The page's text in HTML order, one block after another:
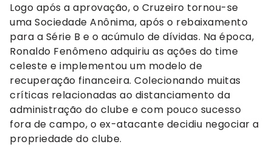
Logo após a aprovação, o Cruzeiro tornou-se
uma Sociedade Anônima, após o rebaixamento
para a Série B e o acúmulo de dívidas. Na época,
Ronaldo Fenômeno adquiriu as ações do time
celeste e implementou um modelo de
recuperação financeira. Colecionando muitas
críticas relacionadas ao distanciamento da
administração do clube e com pouco sucesso
fora de campo, o ex-atacante decidiu negociar a
propriedade do clube.